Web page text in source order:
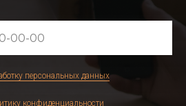
персональных данных
конфиденциальности